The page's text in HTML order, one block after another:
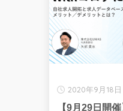
2020年9月18日
【9月29日開